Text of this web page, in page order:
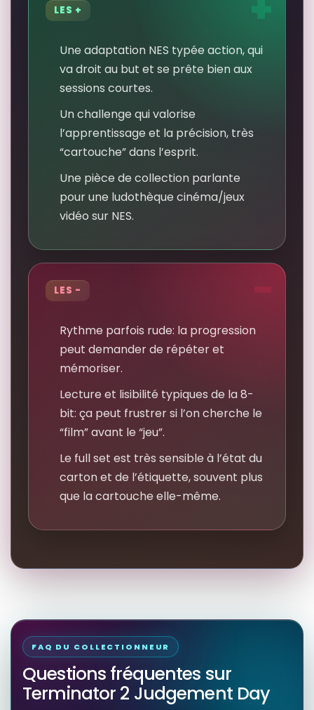
LES +
Une adaptation NES typée action, qui
va droit au but et se prête bien aux
sessions courtes.
Un challenge qui valorise
l’apprentissage et la précision, très
“cartouche” dans l’esprit.
Une pièce de collection parlante
pour une ludothèque cinéma/jeux
vidéo sur NES.
LES -
Rythme parfois rude: la progression
peut demander de répéter et
mémoriser.
Lecture et lisibilité typiques de la 8-
bit: ça peut frustrer si l’on cherche le
“film” avant le “jeu”.
Le full set est très sensible à l’état du
carton et de l’étiquette, souvent plus
que la cartouche elle-même.
FAQ DU COLLECTIONNEUR
Questions fréquentes sur
Terminator 2 Judgement Day